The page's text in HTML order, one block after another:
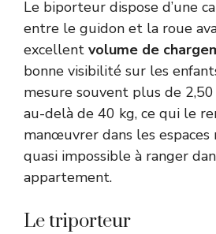
Le biporteur dispose d’une
entre le guidon et la roue
excellent volume de
bonne visibilité sur les
mesure souvent plus de
au-delà de 40 kg, ce qui le
manœuvrer dans les
quasi impossible à ranger
appartement.
Le triporteur